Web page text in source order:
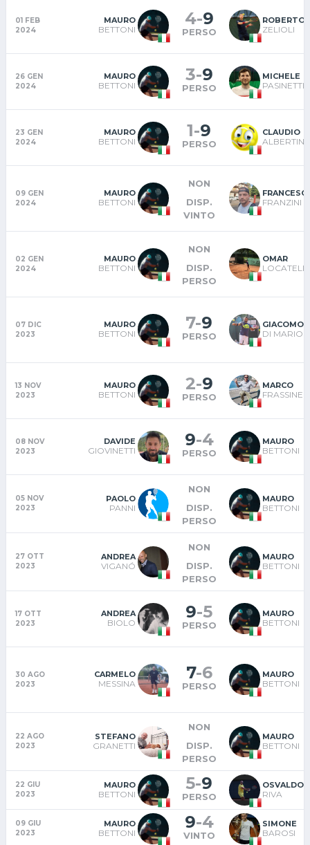
01 FEB
2024
MAURO
BETTONI
4-9
PERSO
ROBERTO
ZELIOLI
26 GEN
2024
MAURO
BETTONI
3-9
PERSO
MICHELE
PASINETTI
23 GEN
2024
MAURO
BETTONI
1-9
PERSO
CLAUDIO
ALBERTINI
09 GEN
2024
MAURO
BETTONI
NON
DISP.
VINTO
FRANZINI
02 GEN
2024
MAURO
BETTONI
NON
DISP.
PERSO
OMAR
LOCATELLI
07 DIC
2023
MAURO
BETTONI
7-9
PERSO
GIACOMO
DI MARIO
13 NOV
2023
MAURO
BETTONI
2-9
PERSO
MARCO
FRASSINE
08 NOV
2023
DAVIDE
GIOVINETTI
9-4
PERSO
MAURO
BETTONI
05 NOV
2023
PAOLO
PANNI
NON
DISP.
PERSO
MAURO
BETTONI
27 OTT
2023
ANDREA
VIGANÓ
NON
DISP.
PERSO
MAURO
BETTONI
17 OTT
2023
ANDREA
BIOLO
9-5
PERSO
MAURO
BETTONI
30 AGO
2023
CARMELO
MESSINA
7-6
PERSO
MAURO
BETTONI
22 AGO
2023
STEFANO
GRANETTI
NON
DISP.
PERSO
MAURO
BETTONI
22 GIU
2023
MAURO
BETTONI
5-9
PERSO
OSVALDO
RIVA
09 GIU
2023
MAURO
BETTONI
9-4
VINTO
SIMONE
BAROSI